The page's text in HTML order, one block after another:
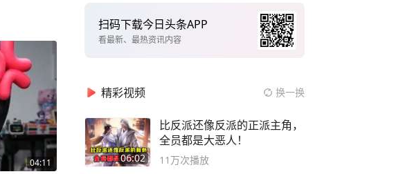
04:11
扫码下载今日头条APP
看最新、最热资讯内容
精彩视频 换一换
06:02
比反派还像反派的正派主角，
全员都是大恶人！
11万次播放